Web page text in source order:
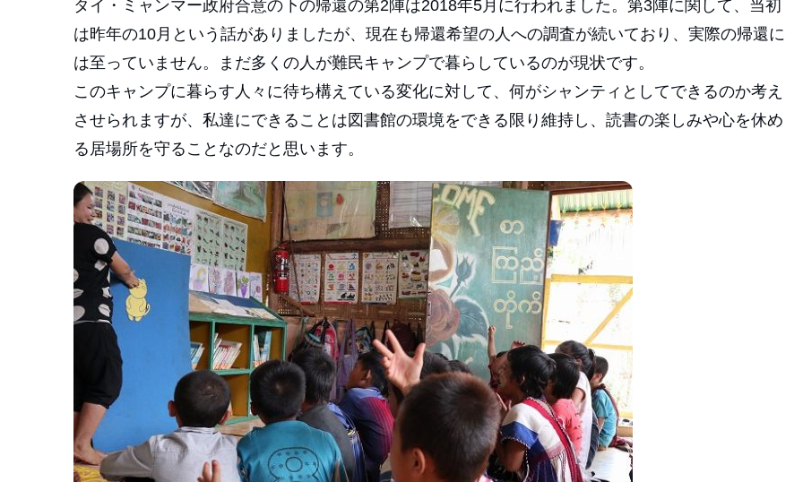
タイ・ミャンマー政府合意の下の帰還の第2陣は2018年5月に行われました。第3陣に関して、当初
は昨年の10月という話がありましたが、現在も帰還希望の人への調査が続いており、実際の帰還に
は至っていません。まだ多くの人が難民キャンプで暮らしているのが現状です。
このキャンプに暮らす人々に待ち構えている変化に対して、何がシャンティとしてできるのか考え
させられますが、私達にできることは図書館の環境をできる限り維持し、読書の楽しみや心を休め
る居場所を守ることなのだと思います。